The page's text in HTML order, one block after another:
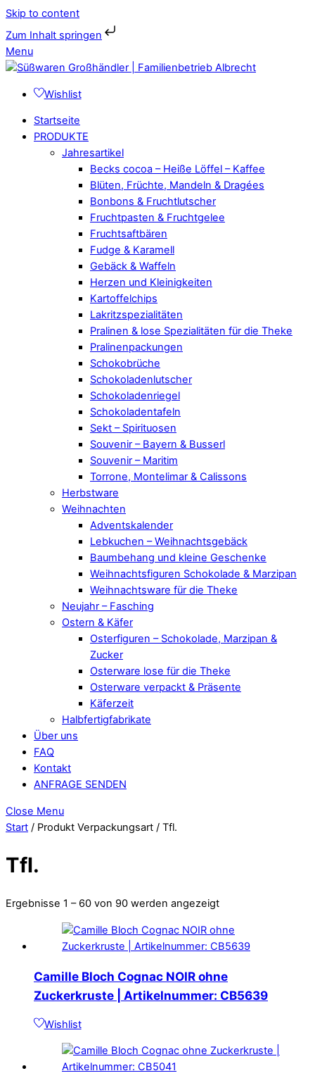
Skip to content
Zum Inhalt springen
Menu
Wishlist
Startseite
PRODUKTE
Jahresartikel
Becks cocoa – Heiße Löffel – Kaffee
Blüten, Früchte, Mandeln & Dragées
Bonbons & Fruchtlutscher
Fruchtpasten & Fruchtgelee
Fruchtsaftbären
Fudge & Karamell
Gebäck & Waffeln
Herzen und Kleinigkeiten
Kartoffelchips
Lakritzspezialitäten
Pralinen & lose Spezialitäten für die Theke
Pralinenpackungen
Schokobrüche
Schokoladenlutscher
Schokoladenriegel
Schokoladentafeln
Sekt – Spirituosen
Souvenir – Bayern & Busserl
Souvenir – Maritim
Torrone, Montelimar & Calissons
Herbstware
Weihnachten
Adventskalender
Lebkuchen – Weihnachtsgebäck
Baumbehang und kleine Geschenke
Weihnachtsfiguren Schokolade & Marzipan
Weihnachtsware für die Theke
Neujahr – Fasching
Ostern & Käfer
Osterfiguren – Schokolade, Marzipan &
Zucker
Osterware lose für die Theke
Osterware verpackt & Präsente
Käferzeit
Halbfertigfabrikate
Über uns
FAQ
Kontakt
ANFRAGE SENDEN
Close Menu
Start / Produkt Verpackungsart / Tfl.
Tfl.
Ergebnisse 1 – 60 von 90 werden angezeigt
Camille Bloch Cognac NOIR ohne
Zuckerkruste | Artikelnummer: CB5639
Wishlist